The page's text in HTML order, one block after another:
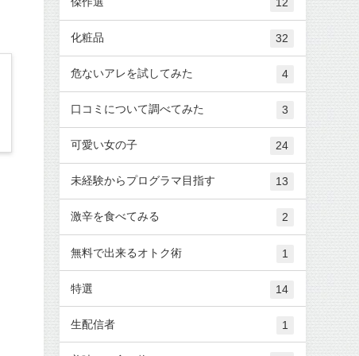
12
化粧品 32
危ないアレを試してみた 4
口コミについて調べてみた 3
可愛い女の子 24
未経験からプログラマ目指す 13
激辛を食べてみる 2
無料で出来るオトク術 1
特選 14
生配信者 1